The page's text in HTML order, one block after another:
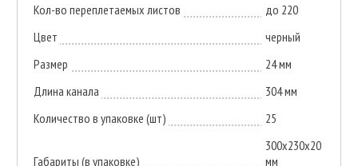
Кол-во переплетаемых листов
до 220
Цвет
черный
Размер
24 мм
Длина канала
304 мм
Количество в упаковке (шт)
25
Габариты (в упаковке)
300х230х20
мм